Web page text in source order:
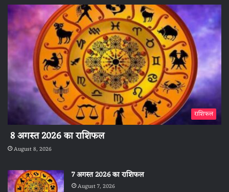
राशिफल
8 अगस्त 2026 का राशिफल
August 8, 2026
7 अगस्त 2026 का राशिफल
August 7, 2026